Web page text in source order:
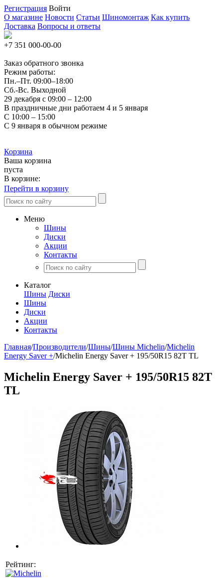
Регистрация Войти
О магазине Новости Статьи Шиномонтаж Как купить
Доставка Вопросы и ответы
+7 351 000-00-00
Заказ обратного звонка
Режим работы:
Пн.–Пт. 09:00–18:00
Сб.-Вс. Выходной
29 декабря с 09:00 – 12:00
В праздничные дни работаем 4 и 5 января
С 10:00 – 15:00
С 9 января в обычном режиме
Корзина
Ваша корзина
пуста
В корзине:
Перейти в корзину
Меню
Шины
Диски
Акции
Контакты
Каталог
Шины Диски
Шины
Диски
Акции
Контакты
Главная/Производители/Шины/Шины Michelin/Michelin
Energy Saver +/Michelin Energy Saver + 195/50R15 82T TL
Michelin Energy Saver + 195/50R15 82T
TL
Рейтинг: